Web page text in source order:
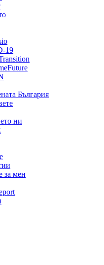
19
България
ни
за мен